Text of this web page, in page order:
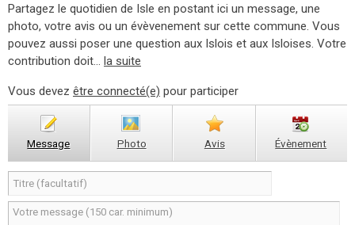
Partagez le quotidien de Isle en postant ici un message, une
photo, votre avis ou un évèvenement sur cette commune. Vous
pouvez aussi poser une question aux Islois et aux Isloises. Votre
contribution doit... la suite
Vous devez être connecté(e) pour participer
Message Photo Avis Évènement